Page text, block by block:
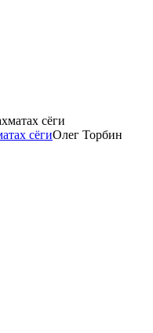
сёгиОлег Торбин